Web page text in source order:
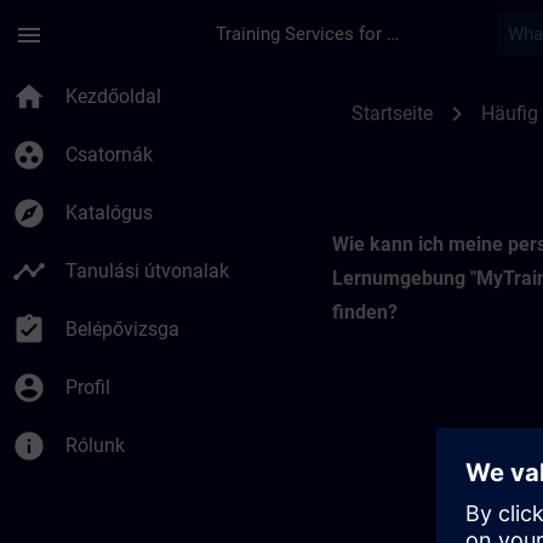
menu Training Services for Digital Industries
home Kezdőoldal
group_work Csatornák
explore Katalógus
timeline Tanulási útvonalak
assignment_turned_in Belépővizsga
account_circle Profil
info Rólunk
Startseite chevron_right Häufig
Wie kann ich meine
Lernumgebung
finden?